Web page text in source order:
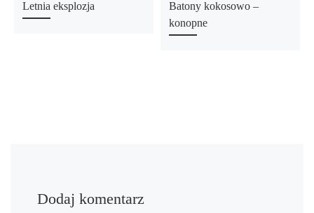
Letnia eksplozja
Batony kokosowo –
konopne
Dodaj komentarz